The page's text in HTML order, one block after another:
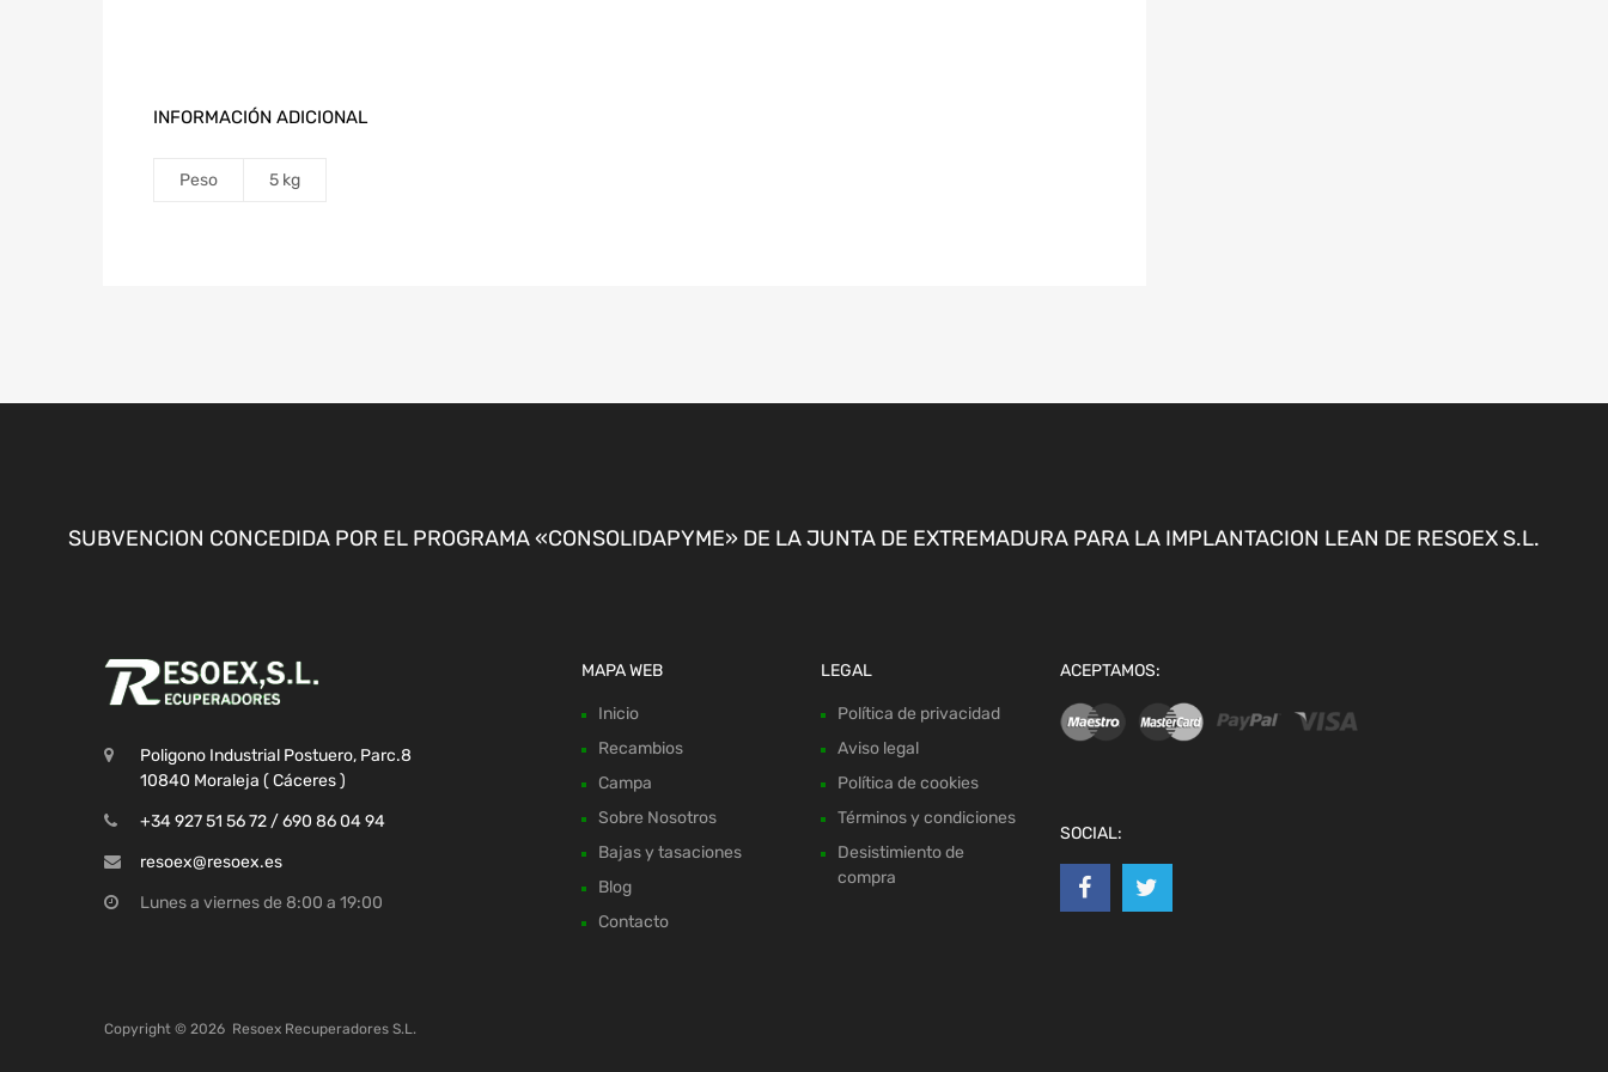
INFORMACIÓN ADICIONAL
Peso 5 kg
SUBVENCION CONCEDIDA POR EL PROGRAMA «CONSOLIDAPYME» DE LA JUNTA DE EXTREMADURA PARA LA IMPLANTACION LEAN DE RESOEX S.L.
Poligono Industrial Postuero, Parc.8
10840 Moraleja ( Cáceres )
+34 927 51 56 72 / 690 86 04 94
resoex@resoex.es
Lunes a viernes de 8:00 a 19:00
MAPA WEB
Inicio
Recambios
Campa
Sobre Nosotros
Bajas y tasaciones
Blog
Contacto
LEGAL
Política de privacidad
Aviso legal
Política de cookies
Términos y condiciones
Desistimiento de
compra
ACEPTAMOS:
SOCIAL:
Copyright © 2026 Resoex Recuperadores S.L.